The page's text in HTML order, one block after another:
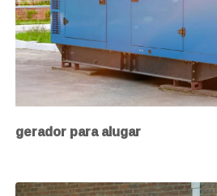
gerador para alugar